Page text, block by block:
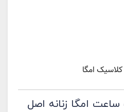
امگا
امگا زنانه اصل